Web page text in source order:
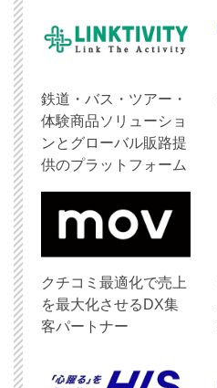
鉄道・バス・ツアー・
体験商品ソリューショ
ンとグローバル販路提
供のプラットフォーム
クチコミ最適化で売上
を最大化させるDX集
客パートナー